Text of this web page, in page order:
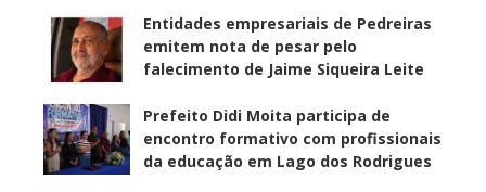
Entidades empresariais de Pedreiras
emitem nota de pesar pelo
falecimento de Jaime Siqueira Leite
Prefeito Didi Moita participa de
encontro formativo com profissionais
da educação em Lago dos Rodrigues